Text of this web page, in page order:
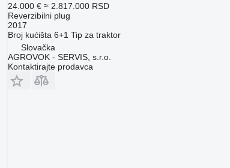
24.000 € ≈ 2.817.000 RSD
Reverzibilni plug
2017
Broj kućišta 6+1 Tip za traktor
Slovačka
AGROVOK - SERVIS, s.r.o.
Kontaktirajte prodavca